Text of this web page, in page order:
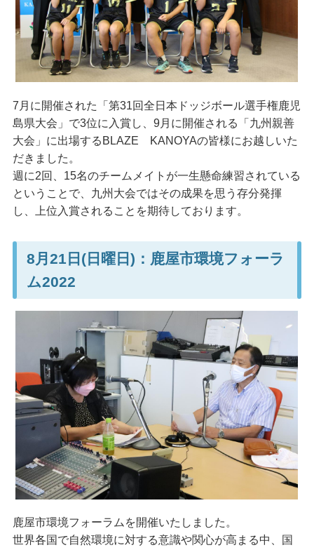
7月に開催された「第31回全日本ドッジボール選手権鹿児
島県大会」で3位に入賞し、9月に開催される「九州親善
大会」に出場するBLAZE KANOYAの皆様にお越しいた
だきました。
週に2回、15名のチームメイトが一生懸命練習されている
ということで、九州大会ではその成果を思う存分発揮
し、上位入賞されることを期待しております。
8月21日(日曜日)：鹿屋市環境フォーラ
ム2022
鹿屋市環境フォーラムを開催いたしました。
世界各国で自然環境に対する意識や関心が高まる中、国